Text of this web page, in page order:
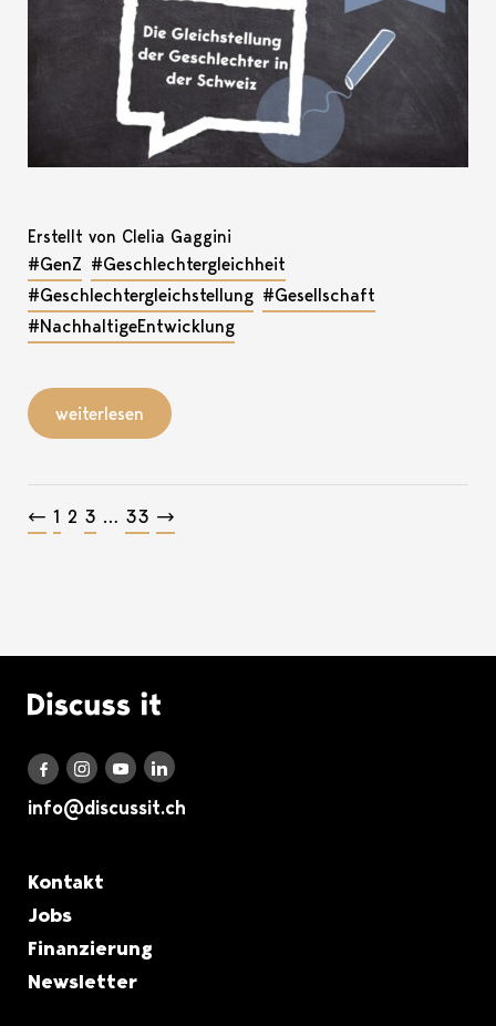
Erstellt von Clelia Gaggini
#GenZ #Geschlechtergleichheit
#Geschlechtergleichstellung #Gesellschaft
#NachhaltigeEntwicklung
weiterlesen
Beitragsnavigation
← 1 2 3 … 33 →
Logo Discuss it
Discuss it auf Facebook
Discuss it auf Instagram
Discuss it auf Youtube
Discuss it auf LinkedIn
info@discussit.ch
Metanavigation
Kontakt
Jobs
Finanzierung
Newsletter